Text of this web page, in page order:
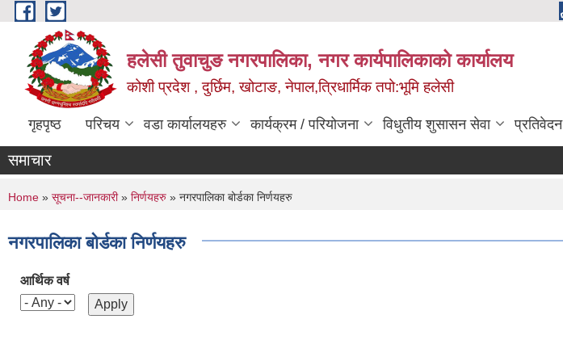
Skip to main content
हलेसी तुवाचुङ नगरपालिका, नगर कार्यपालिकाको कार्यालय
कोशी प्रदेश , दुर्छिम, खोटाङ, नेपाल,त्रिधार्मिक तपो:भूमि हलेसी
गृहपृष्ठ परिचय वडा कार्यालयहरु कार्यक्रम / परियोजना विधुतीय शुसासन सेवा प्रतिवेदन
समाचार
You are here
Home » सूचना--जानकारी» निर्णयहरु » नगरपालिका बोर्डका निर्णयहरु
नगरपालिका बोर्डका निर्णयहरु
आर्थिक वर्ष